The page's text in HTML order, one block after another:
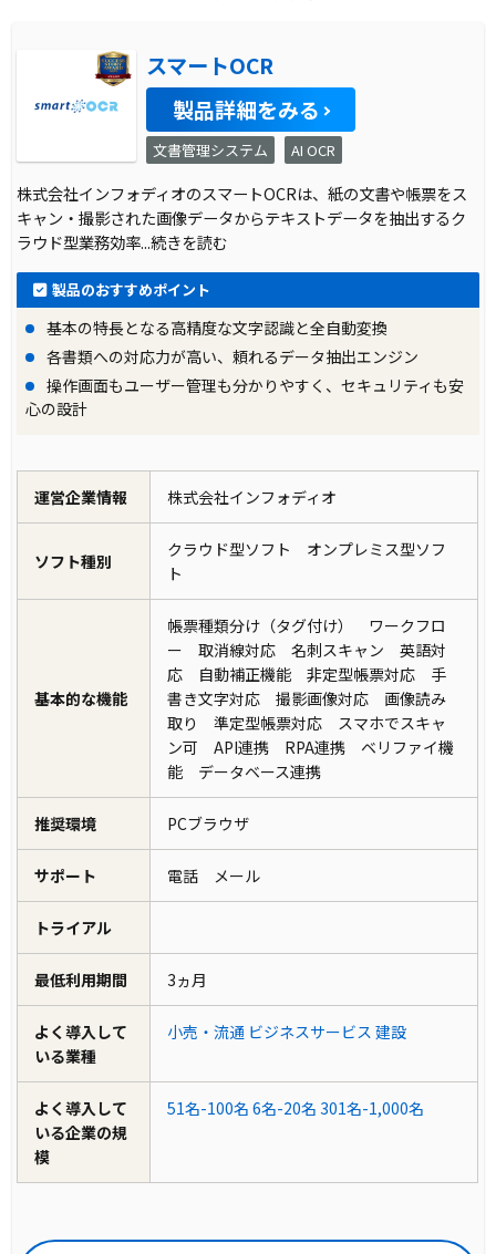
スマートOCR
製品詳細をみる
文書管理システム AI OCR
株式会社インフォディオのスマートOCRは、紙の文書や帳票をス
キャン・撮影された画像データからテキストデータを抽出するク
ラウド型業務効率...続きを読む
製品のおすすめポイント
基本の特長となる高精度な文字認識と全自動変換
各書類への対応力が高い、頼れるデータ抽出エンジン
操作画面もユーザー管理も分かりやすく、セキュリティも安
心の設計
運営企業情報 株式会社インフォディオ
ソフト種別
クラウド型ソフト オンプレミス型ソフ
ト
基本的な機能
帳票種類分け（タグ付け） ワークフロ
ー 取消線対応 名刺スキャン 英語対
応 自動補正機能 非定型帳票対応 手
書き文字対応 撮影画像対応 画像読み
取り 準定型帳票対応 スマホでスキャ
ン可 API連携 RPA連携 ベリファイ機
能 データベース連携
推奨環境 PCブラウザ
サポート 電話 メール
トライアル
最低利用期間 3ヵ月
よく導入して
いる業種
小売・流通 ビジネスサービス 建設
よく導入して
いる企業の規
模
51名-100名 6名-20名 301名-1,000名